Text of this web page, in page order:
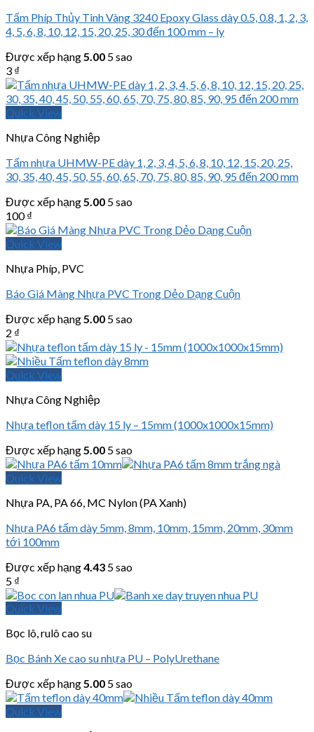
Tấm Phíp Thủy Tinh Vàng 3240 Epoxy Glass dày 0.5, 0.8, 1, 2, 3,
4, 5, 6, 8, 10, 12, 15, 20, 25, 30 đến 100 mm – ly
Được xếp hạng5.00 5 sao
3 ₫
Quick View
Nhựa Công Nghiệp
Tấm nhựa UHMW-PE dày 1, 2, 3, 4, 5, 6, 8, 10, 12, 15, 20, 25,
30, 35, 40, 45, 50, 55, 60, 65, 70, 75, 80, 85, 90, 95 đến 200 mm
Được xếp hạng5.00 5 sao
100₫
Quick View
Nhựa Phíp, PVC
Báo Giá Màng Nhựa PVC Trong Dẻo Dạng Cuộn
Được xếp hạng5.00 5 sao
2 ₫
Quick View
Nhựa Công Nghiệp
Nhựa teflon tấm dày 15 ly – 15mm (1000x1000x15mm)
Được xếp hạng5.00 5 sao
Quick View
Nhựa PA, PA 66, MC Nylon (PA Xanh)
Nhựa PA6 tấm dày 5mm, 8mm, 10mm, 15mm, 20mm, 30mm
tới 100mm
Được xếp hạng4.43 5 sao
5 ₫
Quick View
Bọc lô, rulô cao su
Bọc Bánh Xe cao su nhựa PU – PolyUrethane
Được xếp hạng5.00 5 sao
Quick View